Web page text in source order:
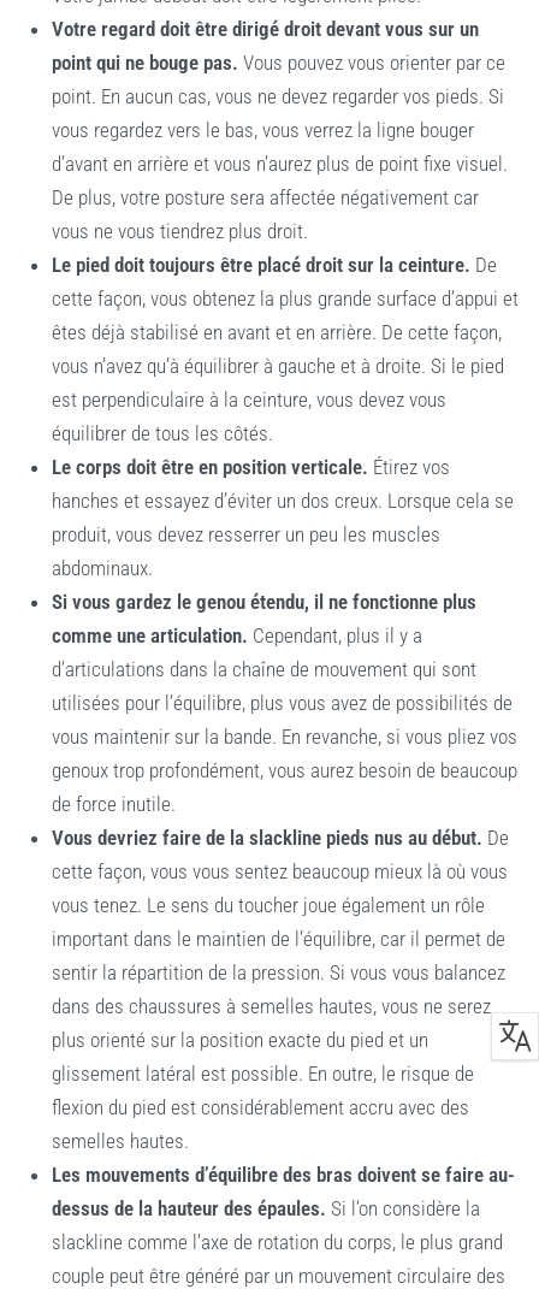
Votre regard doit être dirigé droit devant vous sur un
point qui ne bouge pas. Vous pouvez vous orienter par ce
point. En aucun cas, vous ne devez regarder vos pieds. Si
vous regardez vers le bas, vous verrez la ligne bouger
d’avant en arrière et vous n’aurez plus de point fixe visuel.
De plus, votre posture sera affectée négativement car
vous ne vous tiendrez plus droit.
Le pied doit toujours être placé droit sur la ceinture. De
cette façon, vous obtenez la plus grande surface d’appui et
êtes déjà stabilisé en avant et en arrière. De cette façon,
vous n’avez qu’à équilibrer à gauche et à droite. Si le pied
est perpendiculaire à la ceinture, vous devez vous
équilibrer de tous les côtés.
Le corps doit être en position verticale. Étirez vos
hanches et essayez d’éviter un dos creux. Lorsque cela se
produit, vous devez resserrer un peu les muscles
abdominaux.
Si vous gardez le genou étendu, il ne fonctionne plus
comme une articulation. Cependant, plus il y a
d’articulations dans la chaîne de mouvement qui sont
utilisées pour l’équilibre, plus vous avez de possibilités de
vous maintenir sur la bande. En revanche, si vous pliez vos
genoux trop profondément, vous aurez besoin de beaucoup
de force inutile.
Vous devriez faire de la slackline pieds nus au début. De
cette façon, vous vous sentez beaucoup mieux là où vous
vous tenez. Le sens du toucher joue également un rôle
important dans le maintien de l’équilibre, car il permet de
sentir la répartition de la pression. Si vous vous balancez
dans des chaussures à semelles hautes, vous ne serez
plus orienté sur la position exacte du pied et un
glissement latéral est possible. En outre, le risque de
flexion du pied est considérablement accru avec des
semelles hautes.
Les mouvements d’équilibre des bras doivent se faire au-
dessus de la hauteur des épaules.Si l’on considère la
slackline comme l’axe de rotation du corps, le plus grand
couple peut être généré par un mouvement circulaire des